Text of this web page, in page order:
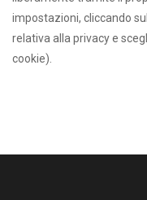
impostazioni, cliccando
relativa alla privacy e
cookie).